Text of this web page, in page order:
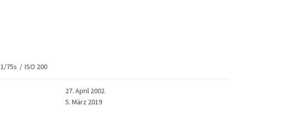
1/75s / ISO 200
27. April 2002
5. März 2019